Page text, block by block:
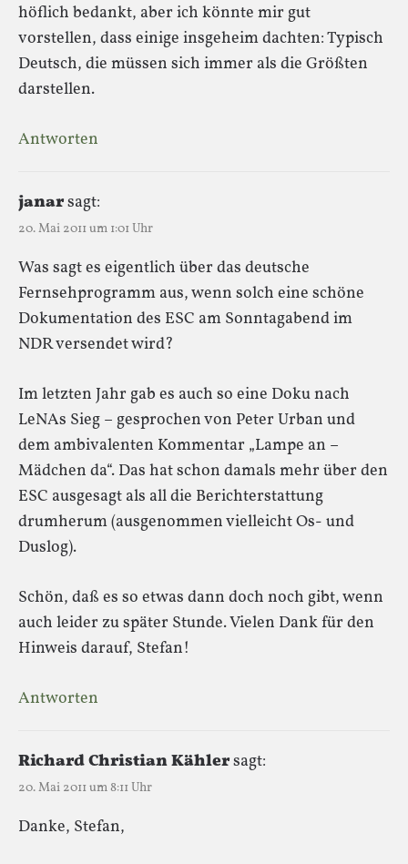
höflich bedankt, aber ich könnte mir gut
vorstellen, dass einige insgeheim dachten: Typisch
Deutsch, die müssen sich immer als die Größten
darstellen.
Antworten
janarsagt:
20. Mai 2011 um 1:01 Uhr
Was sagt es eigentlich über das deutsche
Fernsehprogramm aus, wenn solch eine schöne
Dokumentation des ESC am Sonntagabend im
NDR versendet wird?
Im letzten Jahr gab es auch so eine Doku nach
LeNAs Sieg – gesprochen von Peter Urban und
dem ambivalenten Kommentar „Lampe an –
Mädchen da“. Das hat schon damals mehr über den
ESC ausgesagt als all die Berichterstattung
drumherum (ausgenommen vielleicht Os- und
Duslog).
Schön, daß es so etwas dann doch noch gibt, wenn
auch leider zu später Stunde. Vielen Dank für den
Hinweis darauf, Stefan!
Antworten
Richard Christian Kählersagt:
20. Mai 2011 um 8:11 Uhr
Danke, Stefan,